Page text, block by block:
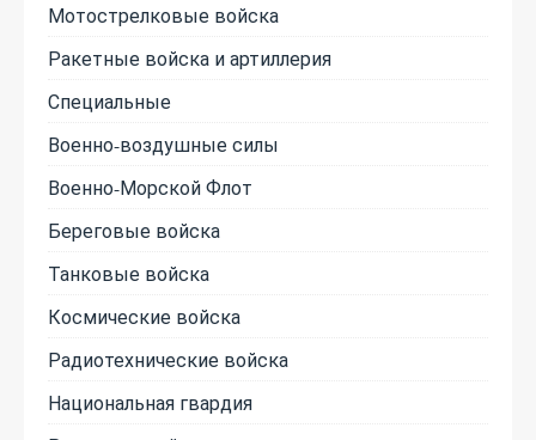
Мотострелковые войска
Ракетные войска и артиллерия
Специальные
Военно-воздушные силы
Военно-Морской Флот
Береговые войска
Танковые войска
Космические войска
Радиотехнические войска
Национальная гвардия